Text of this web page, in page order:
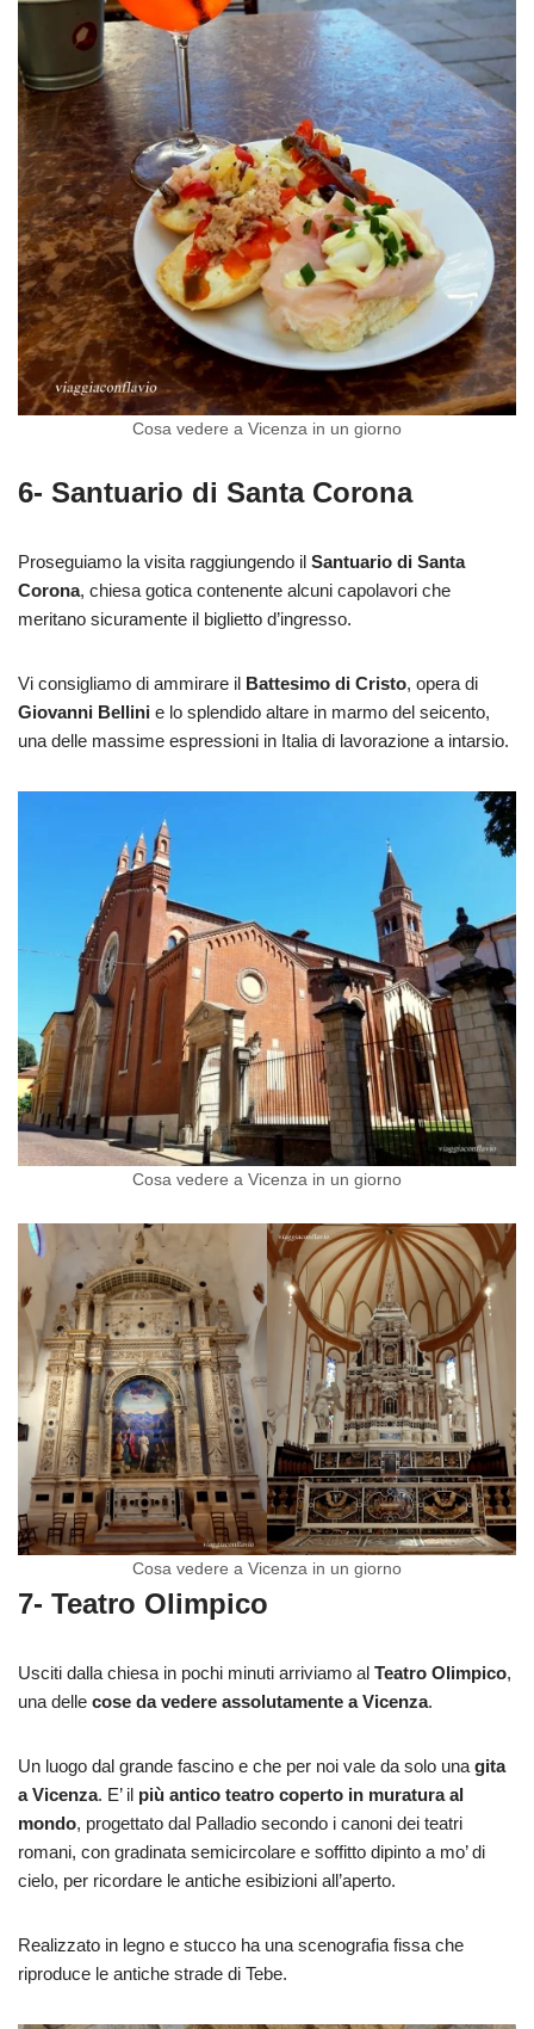
Cosa vedere a Vicenza in un giorno
6- Santuario di Santa Corona
Proseguiamo la visita raggiungendo il Santuario di Santa
Corona, chiesa gotica contenente alcuni capolavori che
meritano sicuramente il biglietto d’ingresso.
Vi consigliamo di ammirare il Battesimo di Cristo, opera di
Giovanni Bellini e lo splendido altare in marmo del seicento,
una delle massime espressioni in Italia di lavorazione a intarsio.
Cosa vedere a Vicenza in un giorno
Cosa vedere a Vicenza in un giorno
7- Teatro Olimpico
Usciti dalla chiesa in pochi minuti arriviamo al Teatro Olimpico,
una delle cose da vedere assolutamente a Vicenza.
Un luogo dal grande fascino e che per noi vale da solo una gita
a Vicenza. E’ il più antico teatro coperto in muratura al
mondo, progettato dal Palladio secondo i canoni dei teatri
romani, con gradinata semicircolare e soffitto dipinto a mo’ di
cielo, per ricordare le antiche esibizioni all’aperto.
Realizzato in legno e stucco ha una scenografia fissa che
riproduce le antiche strade di Tebe.